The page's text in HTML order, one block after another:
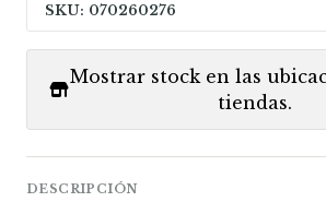
SKU: 070260276
Mostrar stock en las
tiendas.
DESCRIPCIÓN